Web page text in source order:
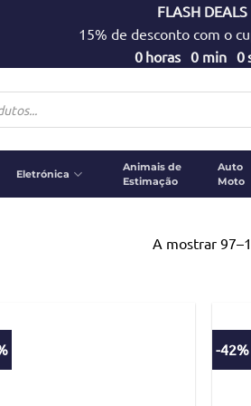
FLASH DEALS
15% de desconto com o
0 horas 0 min 0
Eletrónica
Animais de
Estimação
Auto
Moto
A mostrar
-42%